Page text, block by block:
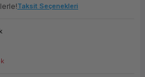
Panel PC
Taksit Seçenekleri